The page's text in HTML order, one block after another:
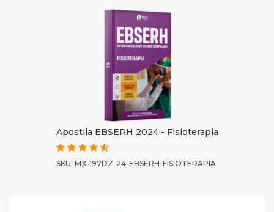
Apostila EBSERH 2024 - Fisioterapia
SKU: MX-197DZ-24-EBSERH-FISIOTERAPIA